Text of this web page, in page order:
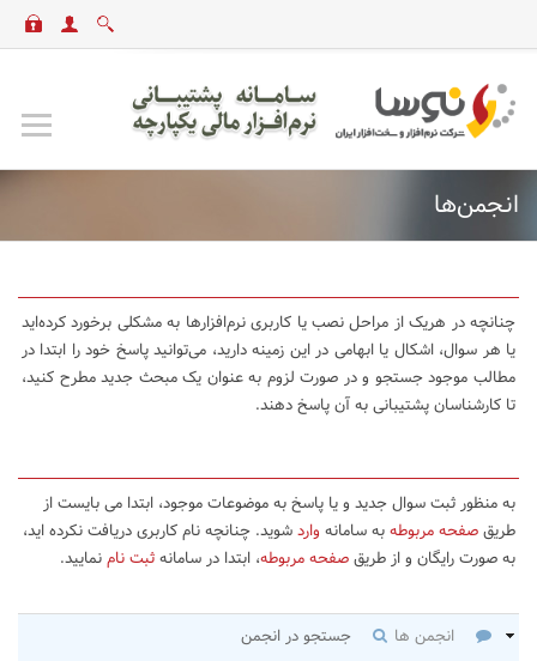
انجمن‌ها
چنانچه در هریک از مراحل نصب یا کاربری نرم‌افزارها به مشکلی برخورد کرده‌اید
یا هر سوال، اشکال یا ابهامی در این زمینه دارید، می‌توانید پاسخ خود را ابتدا در
مطالب موجود جستجو و در صورت لزوم به عنوان یک مبحث جدید مطرح کنید،
تا کارشناسان پشتیبانی به آن پاسخ دهند.
به منظور ثبت سوال جدید و یا پاسخ به موضوعات موجود، ابتدا می بایست از
طریقصفحه مربوطهبه سامانه واردشوید. چنانچه نام کاربری دریافت نکرده اید،
به صورت رایگان و از طریقصفحه مربوطه، ابتدا در سامانهثبت نامنمایید.
انجمن ها
جستجو در انجمن